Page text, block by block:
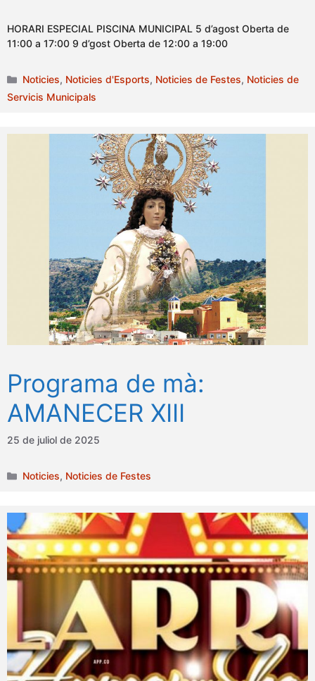
HORARI ESPECIAL PISCINA MUNICIPAL 5 d’agost Oberta de
11:00 a 17:00 9 d’gost Oberta de 12:00 a 19:00
Categories
Noticies, Noticies d'Esports, Noticies de Festes, Noticies de
Servicis Municipals
Programa de mà:
AMANECER XIII
25 de juliol de 2025
Categories
Noticies, Noticies de Festes